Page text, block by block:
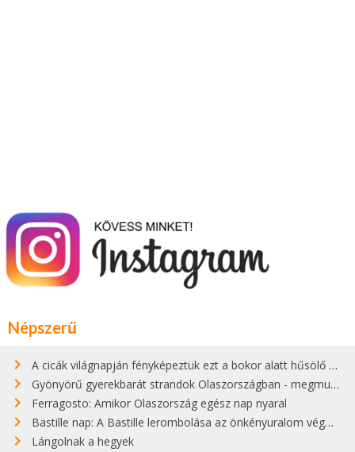
Népszerű
A cicák világnapján fényképeztük ezt a bokor alatt hűsölő cicát Kisorosziban
Gyönyörű gyerekbarát strandok Olaszországban - megmutatjuk a 15 legjobbat
Ferragosto: Amikor Olaszország egész nap nyaral
Bastille nap: A Bastille lerombolása az önkényuralom végét jelentette
Lángolnak a hegyek